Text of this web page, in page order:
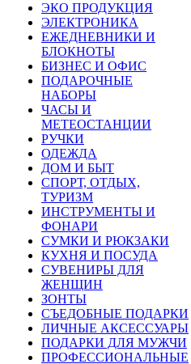
ЭКО ПРОДУКЦИЯ
ЭЛЕКТРОНИКА
ЕЖЕДНЕВНИКИ И
БЛОКНОТЫ
БИЗНЕС И ОФИС
ПОДАРОЧНЫЕ
НАБОРЫ
ЧАСЫ И
МЕТЕОСТАНЦИИ
РУЧКИ
ОДЕЖДА
ДОМ И БЫТ
СПОРТ, ОТДЫХ,
ТУРИЗМ
ИНСТРУМЕНТЫ И
ФОНАРИ
СУМКИ И РЮКЗАКИ
КУХНЯ И ПОСУДА
СУВЕНИРЫ ДЛЯ
ЖЕНЩИН
ЗОНТЫ
СЪЕДОБНЫЕ ПОДАРКИ
ЛИЧНЫЕ АКСЕССУАРЫ
ПОДАРКИ ДЛЯ МУЖЧИ
ПРОФЕССИОНАЛЬНЫЕ